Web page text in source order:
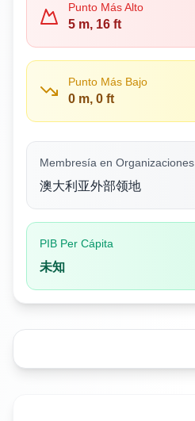
Punto Más Alto
5 m, 16 ft
Punto Más Bajo
0 m, 0 ft
Membresía en
澳大利亚外部领地
PIB Per Cápita
未知